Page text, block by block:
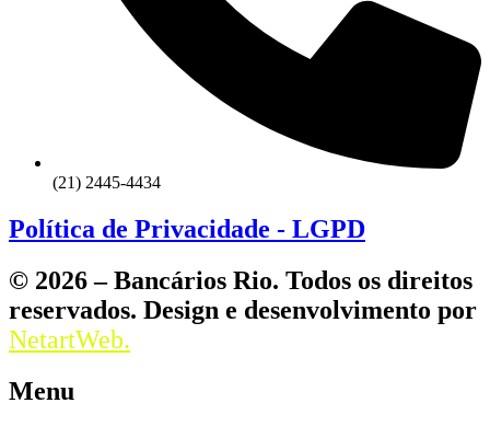
(21) 2445-4434
Política de Privacidade - LGPD
© 2026 – Bancários Rio. Todos os direitos
reservados. Design e desenvolvimento por
NetartWeb.
Menu